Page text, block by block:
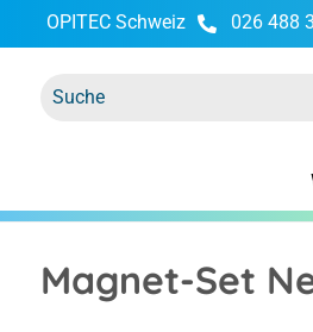
Zur Hauptnavigation
OPITEC Schweiz 026 488
Magnet-Set